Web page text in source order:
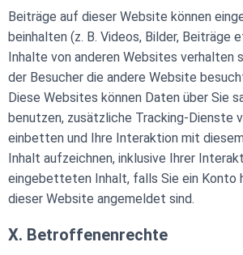
Beiträge auf dieser Website können
beinhalten (z. B. Videos, Bilder, Beiträge
Inhalte von anderen Websites verhalten
der Besucher die andere Website
Diese Websites können Daten über Sie
benutzen, zusätzliche Tracking-Dienste
einbetten und Ihre Interaktion mit
Inhalt aufzeichnen, inklusive Ihrer
eingebetteten Inhalt, falls Sie ein Konto
dieser Website angemeldet sind.
X. Betroffenenrechte